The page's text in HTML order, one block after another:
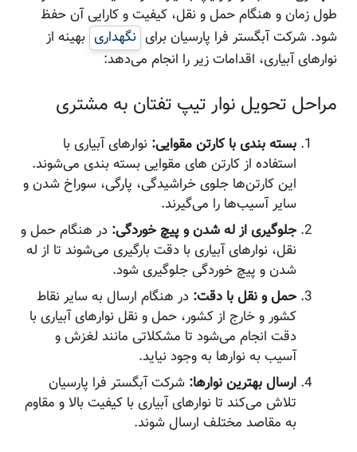
طول زمان و هنگام حمل و نقل، کیفیت و کارایی آن حفظ
شود. شرکت آبگستر فرا پارسیان برای نگهداری بهینه از
نوارهای آبیاری، اقدامات زیر را انجام می‌دهد:
مراحل تحویل نوار تیپ تفتان به مشتری
بسته بندی با کارتن مقوایی:نوارهای آبیاری با
استفاده از کارتن های مقوایی بسته بندی می‌شوند.
این کارتن‌ها جلوی خراشیدگی، پارگی، سوراخ شدن و
سایر آسیب‌ها را می‌گیرند.
جلوگیری از له شدن و پیچ خوردگی:در هنگام حمل و
نقل، نوارهای آبیاری با دقت بارگیری می‌شوند تا از له
شدن و پیچ خوردگی جلوگیری شود.
حمل و نقل با دقت:در هنگام ارسال به سایر نقاط
کشور و خارج از کشور، حمل و نقل نوارهای آبیاری با
دقت انجام می‌شود تا مشکلاتی مانند لغزش و
آسیب به نوارها به وجود نیاید.
ارسال بهترین نوارها:شرکت آبگستر فرا پارسیان
تلاش می‌کند تا نوارهای آبیاری با کیفیت بالا و مقاوم
به مقاصد مختلف ارسال شوند.